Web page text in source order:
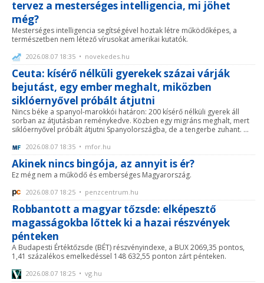
tervez a mesterséges intelligencia, mi jöhet
még?
Mesterséges intelligencia segítségével hoztak létre működőképes, a
természetben nem létező vírusokat amerikai kutatók.
2026.08.07 18:35 • novekedes.hu
Ceuta: kísérő nélküli gyerekek százai várják
bejutást, egy ember meghalt, miközben
siklóernyővel próbált átjutni
Nincs béke a spanyol-marokkói határon: 200 kísérő nélküli gyerek áll
sorban az átjutásban reménykedve. Közben egy migráns meghalt, mert
siklóernyővel próbált átjutni Spanyolországba, de a tengerbe zuhant. ...
2026.08.07 18:35 • mfor.hu
Akinek nincs bingója, az annyit is ér?
Ez még nem a működő és emberséges Magyarország.
2026.08.07 18:25 • penzcentrum.hu
Robbantott a magyar tőzsde: elképesztő
magasságokba lőttek ki a hazai részvények
pénteken
A Budapesti Értéktőzsde (BÉT) részvényindexe, a BUX 2069,35 pontos,
1,41 százalékos emelkedéssel 148 632,55 ponton zárt pénteken.
2026.08.07 18:25 • vg.hu